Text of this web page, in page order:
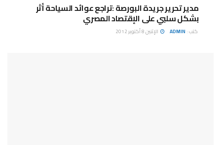
مدير تحرير جريدة البورصة :تراجع عوائد السياحة أثر
بشكل سلبي على الإقتصاد المصري
كتب : ADMIN الإثنين 8 أكتوبر 2012